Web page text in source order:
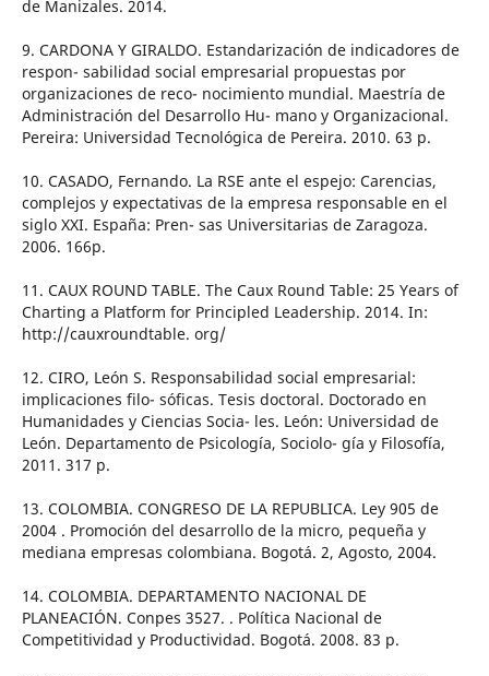
de Manizales. 2014.
9. CARDONA Y GIRALDO. Estandarización de indicadores de
respon- sabilidad social empresarial propuestas por
organizaciones de reco- nocimiento mundial. Maestría de
Administración del Desarrollo Hu- mano y Organizacional.
Pereira: Universidad Tecnológica de Pereira. 2010. 63 p.
10. CASADO, Fernando. La RSE ante el espejo: Carencias,
complejos y expectativas de la empresa responsable en el
siglo XXI. España: Pren- sas Universitarias de Zaragoza.
2006. 166p.
11. CAUX ROUND TABLE. The Caux Round Table: 25 Years of
Charting a Platform for Principled Leadership. 2014. In:
http://cauxroundtable. org/
12. CIRO, León S. Responsabilidad social empresarial:
implicaciones filo- sóficas. Tesis doctoral. Doctorado en
Humanidades y Ciencias Socia- les. León: Universidad de
León. Departamento de Psicología, Sociolo- gía y Filosofía,
2011. 317 p.
13. COLOMBIA. CONGRESO DE LA REPUBLICA. Ley 905 de
2004 . Promoción del desarrollo de la micro, pequeña y
mediana empresas colombiana. Bogotá. 2, Agosto, 2004.
14. COLOMBIA. DEPARTAMENTO NACIONAL DE
PLANEACIÓN. Conpes 3527. . Política Nacional de
Competitividad y Productividad. Bogotá. 2008. 83 p.